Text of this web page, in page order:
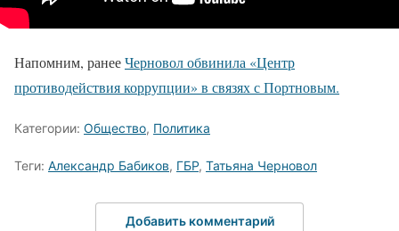
Напомним, ранееЧерновол обвинила «Центр
противодействия коррупции» в связях с Портновым.
Категории: Общество, Политика
Теги: Александр Бабиков, ГБР, Татьяна Черновол
Добавить комментарий